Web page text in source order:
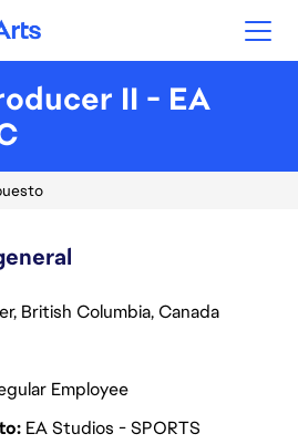
Arts
II - EA
British Columbia, Canada
Employee
EA Studios - SPORTS